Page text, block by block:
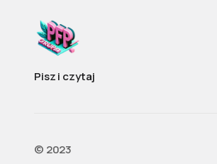
Pisz i czytaj
©️ 2023